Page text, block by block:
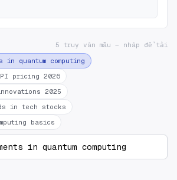
5 truy vấn mẫu — nhấp để tải
in quantum computing
pricing 2026
2025
in tech stocks
basics